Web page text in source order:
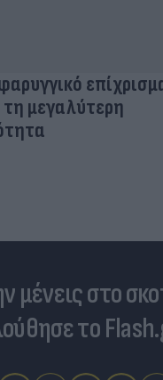
τη μεγαλύτερη
μένεις στο
το